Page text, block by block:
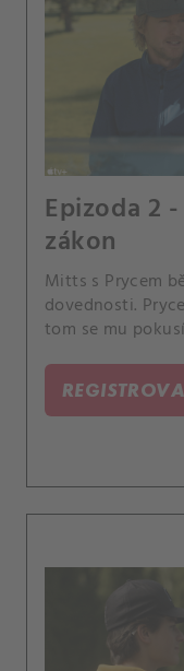
Epizoda 2
zákon
Mitts s Prycem
dovednosti.
tom se mu